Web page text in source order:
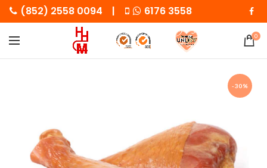
(852) 2558 0094 | 6176 3558
0
-30%